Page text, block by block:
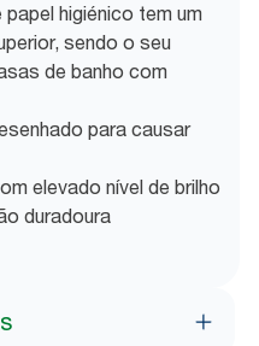
higiénico tem um
sendo o seu
de banho com
para causar
elevado nível de brilho
duradoura